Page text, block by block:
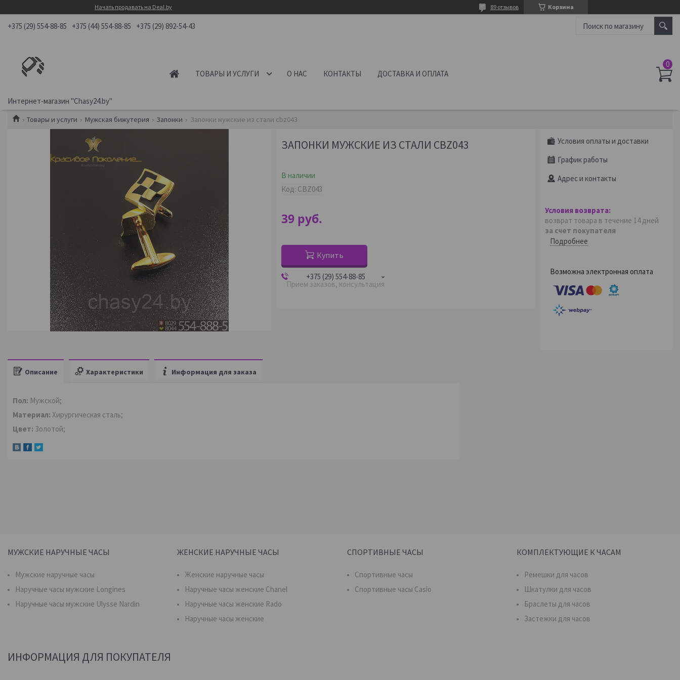
Начать продавать на Deal.by Корзина
89 отзывов
+375 (29) 554-88-85 +375 (44) 554-88-85 +375 (29) 892-54-43
Интернет-магазин "Chasy24.by"
ТОВАРЫ И УСЛУГИ О НАС КОНТАКТЫ ДОСТАВКА И ОПЛАТА
Товары и услуги Мужская бижутерия Запонки Запонки мужские из стали cbz043
ЗАПОНКИ МУЖСКИЕ ИЗ СТАЛИ CBZ043
В наличии
Код: CBZ043
39 руб.
Купить
+375 (29) 554-88-85
Прием заказов, консультация
Условия оплаты и доставки
График работы
Адрес и контакты
возврат товара в течение 14 дней
за счет покупателя
Подробнее
Описание Характеристики Информация для заказа
Пол: Мужской;
Материал: Хирургическая сталь;
Цвет: Золотой;
МУЖСКИЕ НАРУЧНЫЕ ЧАСЫ
Мужские наручные часы
Наручные часы мужские Longines
Наручные часы мужские Ulysse Nardin
ЖЕНСКИЕ НАРУЧНЫЕ ЧАСЫ
Женские наручные часы
Наручные часы женские Chanel
Наручные часы женские Rado
Наручные часы женские
СПОРТИВНЫЕ ЧАСЫ
Спортивные часы
Спортивные часы Casio
КОМПЛЕКТУЮЩИЕ К ЧАСАМ
Ремешки для часов
Шкатулки для часов
Браслеты для часов
Застежки для часов
ИНФОРМАЦИЯ ДЛЯ ПОКУПАТЕЛЯ